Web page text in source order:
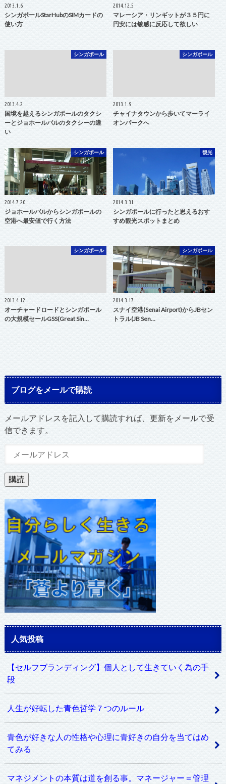
2013.1.6
シンガポールStarHubのSIMカードの
使い方
2014.12.5
マレーシア・リンギットが３５円に
円安には敏感に反応して欲しい
シンガポール
2013.4.2
国境を越えるシンガポールのタクシ
ーとジョホールバルのタクシーの違
い
シンガポール
2013.1.9
チャイナタウンから歩いてマーライ
オンパークへ
シンガポール
2014.7.20
ジョホールバルからシンガポールの
空港へ最安値で行く方法
観光
2014.3.31
シンガポールに行ったと思えるおす
すめ観光スポットまとめ
シンガポール
2013.4.12
オーチャードロードとシンガポール
の大規模セールGSS(Great Sin…
シンガポール
2014.3.17
スナイ空港(Senai Airport)からJBセン
トラル(JB Sen…
ブログをメールで購読
メールアドレスを記入して購読すれば、更新をメールで受
信できます。
ル
ア
ド
レ
ス
購読
人気投稿
【セルフブランディング】個人として生きていく為の手
段
人生が好転した青色哲学７つのルール
青色が好きな人の性格や心理に青好きの自分を当てはめ
てみる
マネジメントの本質は道を創る事。マネージャー＝管理